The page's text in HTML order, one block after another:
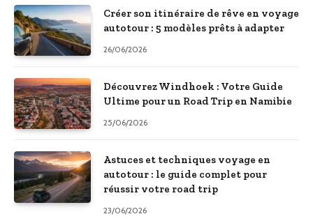
Créer son itinéraire de rêve en voyage
autotour : 5 modèles prêts à adapter
26/06/2026
Découvrez Windhoek : Votre Guide
Ultime pour un Road Trip en Namibie
25/06/2026
Astuces et techniques voyage en
autotour : le guide complet pour
réussir votre road trip
23/06/2026